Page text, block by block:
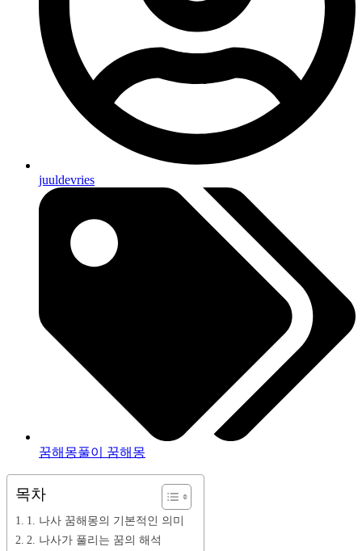
juuldevries
꿈해몽풀이 꿈해몽
목차
1. 나사 꿈해몽의 기본적인 의미
2. 나사가 풀리는 꿈의 해석